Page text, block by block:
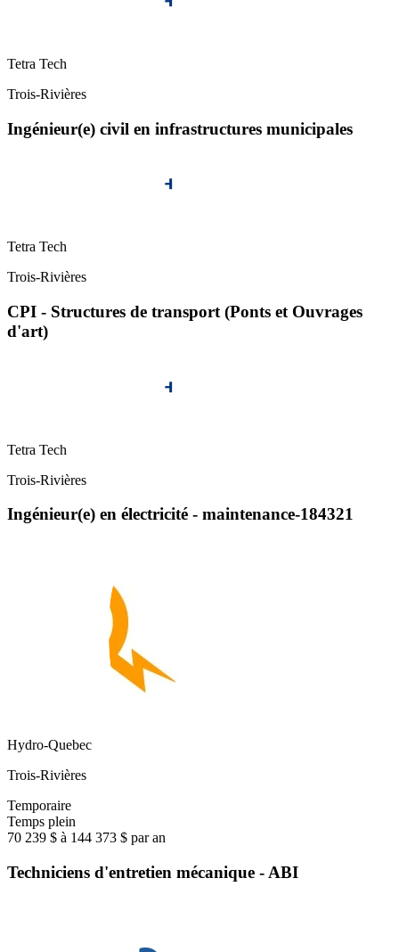
Tetra Tech
Trois-Rivières
Ingénieur(e) civil en infrastructures municipales
Tetra Tech
Trois-Rivières
CPI - Structures de transport (Ponts et Ouvrages
d'art)
Tetra Tech
Trois-Rivières
Ingénieur(e) en électricité - maintenance-184321
Hydro-Quebec
Trois-Rivières
Temporaire
Temps plein
70 239 $ à 144 373 $ par an
Techniciens d'entretien mécanique - ABI